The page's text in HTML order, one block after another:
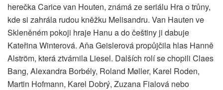
herečka Carice van Houten, známá ze seriálu Hra o trůny,
kde si zahrála rudou kněžku Melisandru. Van Hauten ve
Skleněném pokoji hraje Hanu a do češtiny ji dabuje
Kateřina Winterová. Aňa Geislerová propůjčila hlas Hanně
Alström, která ztvárnila Liesel. Dalších rolí se chopili Claes
Bang, Alexandra Borbély, Roland Møller, Karel Roden,
Martin Hofmann, Karel Dobrý, Zuzana Fialová nebo